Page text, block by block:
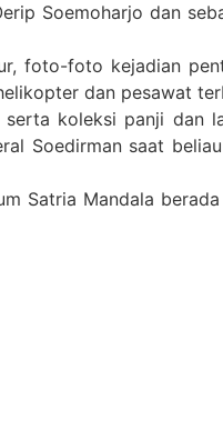
Soemoharjo dan
foto-foto kejadian
dan pesawat
koleksi panji dan
Soedirman saat
Satria Mandala